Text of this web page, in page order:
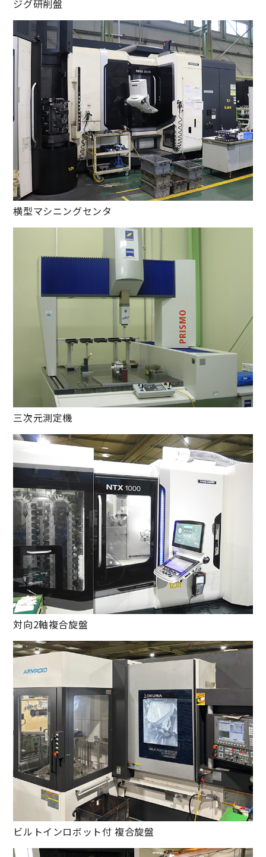
ジグ研削盤
横型マシニングセンタ
三次元測定機
対向2軸複合旋盤
ビルトインロボット付 複合旋盤